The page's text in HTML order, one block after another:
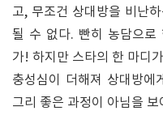
고, 무조건 상대방을 비난
될 수 없다. 빤히 농담으로
가! 하지만 스타의 한 마디
충성심이 더해져 상대방
그리 좋은 과정이 아님을 보